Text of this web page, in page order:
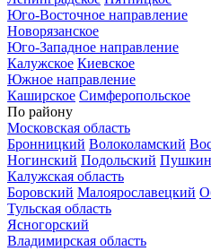
Юго-Восточное направление
Новорязанское
Юго-Западное направление
Калужское Киевское
Южное направление
Каширское Симферопольское
По району
Московская область
Бронницкий Волоколамский
Ногинский Подольский
Калужская область
Боровский Малоярославецкий
Тульская область
Ясногорский
Владимирская область